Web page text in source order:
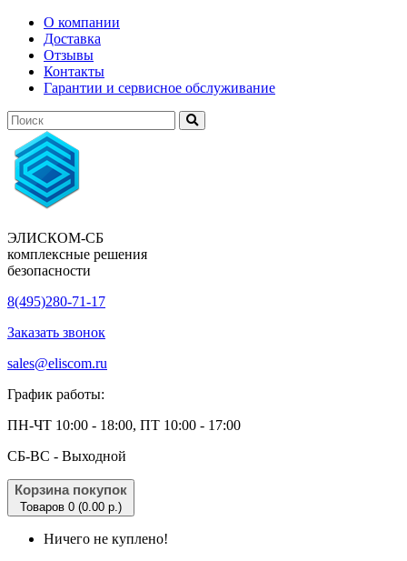
О компании
Доставка
Отзывы
Контакты
Гарантии и сервисное обслуживание
ЭЛИСКОМ-СБ
комплексные решения
безопасности
8(495)280-71-17
Заказать звонок
sales@eliscom.ru
График работы:
ПН-ЧТ 10:00 - 18:00, ПТ 10:00 - 17:00
CБ-ВС - Выходной
Корзина покупок
Товаров 0 (0.00 р.)
Ничего не куплено!